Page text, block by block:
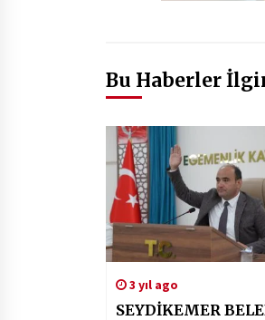
Bu Haberler
3 yıl ago
SEYDİKEMER